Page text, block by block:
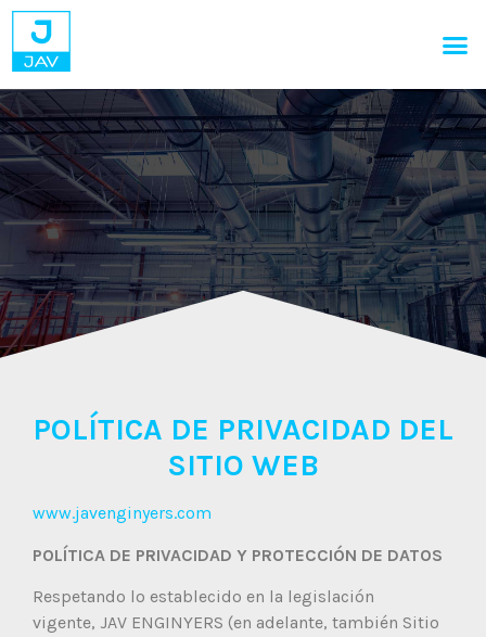
POLÍTICA DE PRIVACIDAD DEL
SITIO WEB
www.javenginyers.com
POLÍTICA DE PRIVACIDAD Y PROTECCIÓN DE DATOS
Respetando lo establecido en la legislación
vigente, JAV ENGINYERS (en adelante, también Sitio